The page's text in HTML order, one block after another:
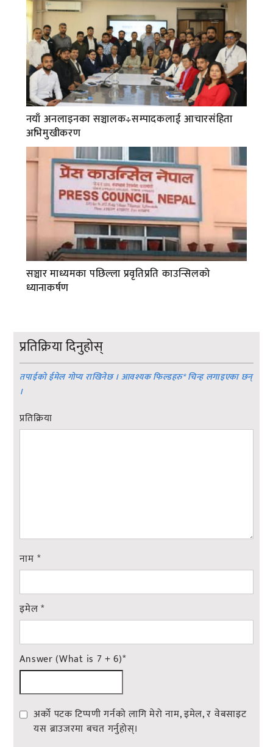
नयाँ अनलाइनका सञ्चालक÷सम्पादकलाई आचारसंहिता
अभिमुखीकरण
सञ्चार माध्यमका पछिल्ला प्रवृतिप्रति काउन्सिलको
ध्यानाकर्षण
प्रतिक्रिया दिनुहोस्
तपाईको ईमेल गोप्य राखिनेछ । आवश्यक फिल्डहरु*चिन्ह लगाइएका छन्
।
प्रतिक्रिया
नाम *
इमेल*
Answer (What is 7 + 6)*
अर्को पटक टिप्पणी गर्नको लागि मेरो नाम, इमेल, र वेबसाइट
यस ब्राउजरमा बचत गर्नुहोस्।